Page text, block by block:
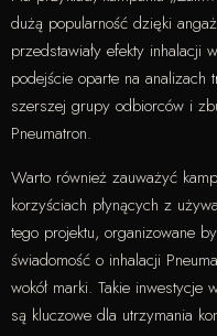
dużą popularność dzięki
przedstawiały efekty inhalacji
podejście oparte na analizach
szerszej grupy odbiorców i
Pneumatron.
Warto również zauważyć
korzyściach płynących z
tego projektu, organizowane
świadomość o inhalacji
wokół marki. Takie
są kluczowe dla utrzymania